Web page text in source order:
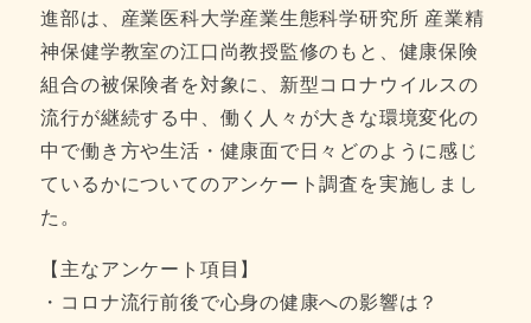
進部は、産業医科大学産業生態科学研究所 産業精
神保健学教室の江口尚教授監修のもと、健康保険
組合の被保険者を対象に、新型コロナウイルスの
流行が継続する中、働く人々が大きな環境変化の
中で働き方や生活・健康面で日々どのように感じ
ているかについてのアンケート調査を実施しまし
た。
【主なアンケート項目】
・コロナ流行前後で心身の健康への影響は？